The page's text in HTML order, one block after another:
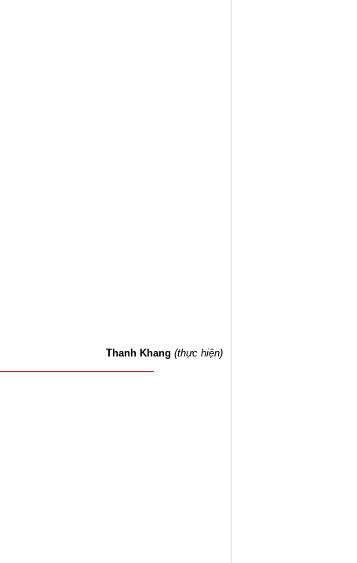
Thanh Khang (thực hiện)